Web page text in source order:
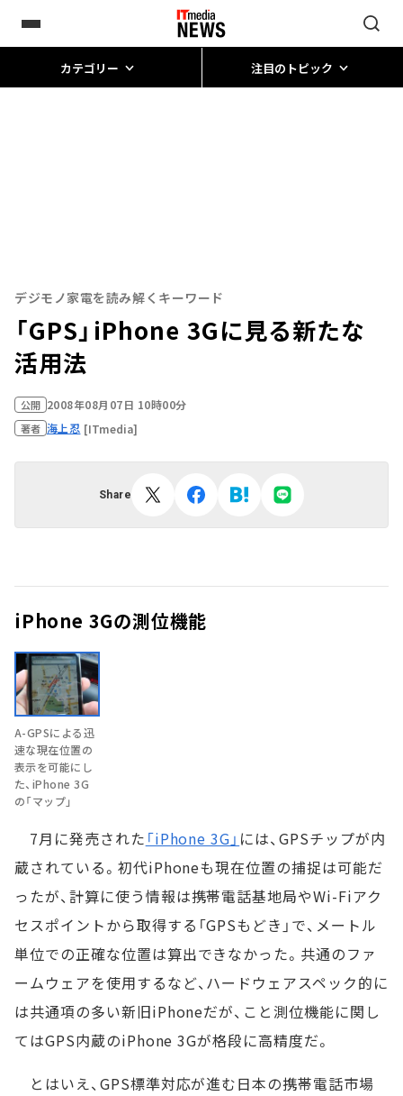
カテゴリー 注目のトピック
デジモノ家電を読み解くキーワード
「GPS」――iPhone 3Gに見る新たな
活用法
公開 2008年08月07日 10時00分
著者 海上忍 [ITmedia]
Share
iPhone 3Gの測位機能
A-GPSによる迅
速な現在位置の
表示を可能にし
た、iPhone 3G
の「マップ」
7月に発売された 「iPhone 3G」 には、GPSチップが内
蔵されている。初代iPhoneも現在位置の捕捉は可能だ
ったが、計算に使う情報は携帯電話基地局やWi-Fiアク
セスポイントから取得する「GPSもどき」で、メートル
単位での正確な位置は算出できなかった。共通のファ
ームウェアを使用するなど、ハードウェアスペック的に
は共通項の多い新旧iPhoneだが、こと測位機能に関し
てはGPS内蔵のiPhone 3Gが格段に高精度だ。
とはいえ、GPS標準対応が進む日本の携帯電話市場